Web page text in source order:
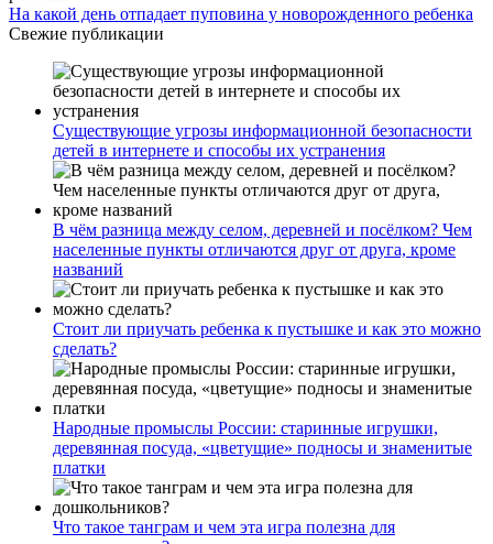
На какой день отпадает пуповина у новорожденного ребенка
Свежие публикации
Существующие угрозы информационной безопасности
детей в интернете и способы их устранения
В чём разница между селом, деревней и посёлком? Чем
населенные пункты отличаются друг от друга, кроме
названий
Стоит ли приучать ребенка к пустышке и как это можно
сделать?
Народные промыслы России: старинные игрушки,
деревянная посуда, «цветущие» подносы и знаменитые
платки
Что такое танграм и чем эта игра полезна для